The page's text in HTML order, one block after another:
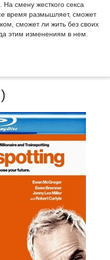
смену жесткого секса
время размышляет, сможет
сможет ли жить без своих
этим изменениям в нем.